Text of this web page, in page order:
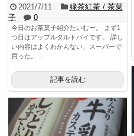
2021/7/11
緑茶紅茶 / 茶菓
子
0
今日のお茶菓子紹介たいむー。 まず1
つ目はアップルタルトパイです。 詳し
い内容はよくわかんない、スーパーで
買った。 ...
記事を読む